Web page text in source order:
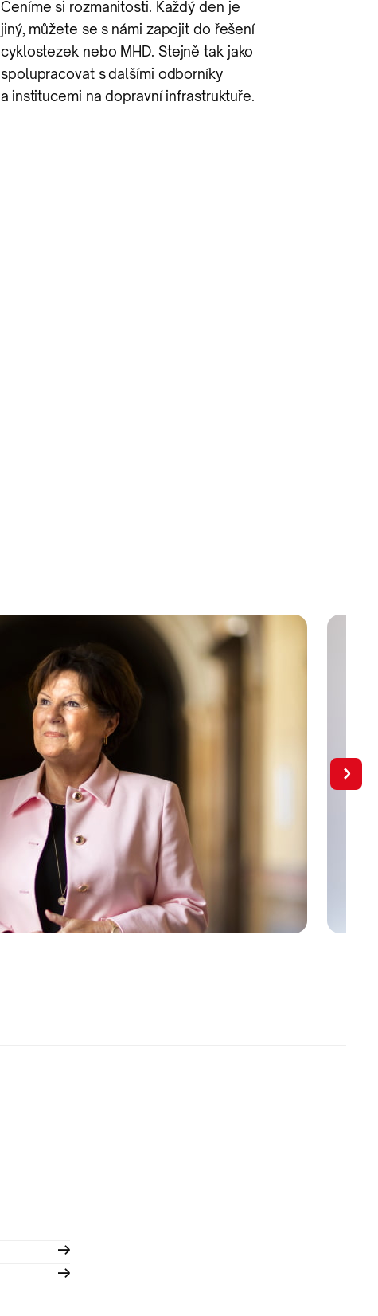
Ceníme si rozmanitosti. Každý den je
jiný, můžete se s námi zapojit do řešení
cyklostezek nebo MHD. Stejně tak jako
spolupracovat s dalšími odborníky
a institucemi na dopravní infrastruktuře.